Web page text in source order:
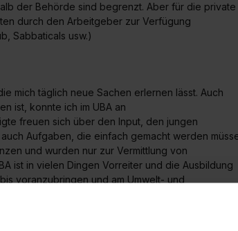
der Behörde sind begrenzt. Aber für die private
durch den Arbeitgeber zur Verfügung
Sabbaticals usw.)
mich täglich neue Sachen erlernen lässt. Auch
ist, konnte ich im UBA an
freuen sich über den Input, den jungen
Aufgaben, die einfach gemacht werden
und wurden nur zur Vermittlung von
ist in vielen Dingen Vorreiter und die Ausbildung
voranzubringen und am Umwelt- und
Zentrum aller Aufgaben und hat somit einen